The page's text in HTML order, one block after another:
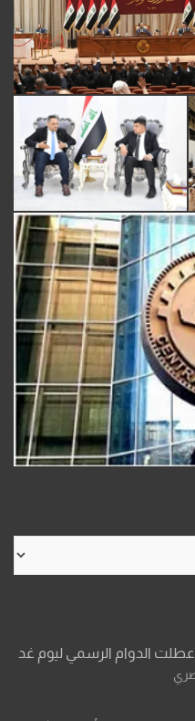
عطلت الدوام الرسمي ليوم غد